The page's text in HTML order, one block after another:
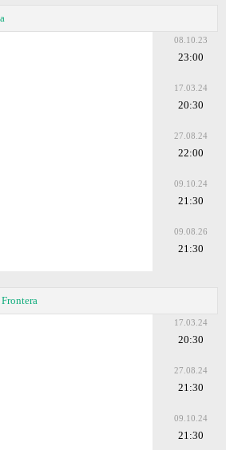
08.10.23
23:00
17.03.24
20:30
27.08.24
22:00
09.10.24
21:30
09.08.26
21:30
17.03.24
20:30
27.08.24
21:30
09.10.24
21:30